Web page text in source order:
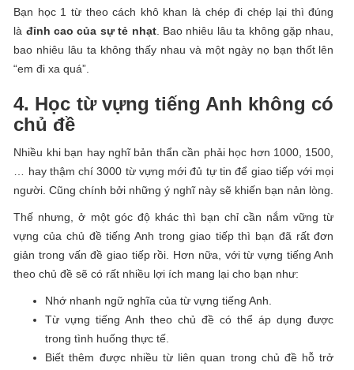
Bạn học 1 từ theo cách khô khan là chép đi chép lại thì đúng
là đỉnh cao của sự tẻ nhạt. Bao nhiêu lâu ta không gặp nhau,
bao nhiêu lâu ta không thấy nhau và một ngày nọ bạn thốt lên
“em đi xa quá”.
4. Học từ vựng tiếng Anh không có
chủ đề
Nhiều khi bạn hay nghĩ bản thẩn cần phải học hơn 1000, 1500,
… hay thậm chí 3000 từ vựng mới đủ tự tin để giao tiếp với mọi
người. Cũng chính bởi những ý nghĩ này sẽ khiến bạn nản lòng.
Thế nhưng, ở một góc độ khác thì bạn chỉ cần nắm vững từ
vựng của chủ đề tiếng Anh trong giao tiếp thì bạn đã rất đơn
giản trong vấn đề giao tiếp rồi. Hơn nữa, với từ vựng tiếng Anh
theo chủ đề sẽ có rất nhiều lợi ích mang lại cho bạn như:
Nhớ nhanh ngữ nghĩa của từ vựng tiếng Anh.
Từ vựng tiếng Anh theo chủ đề có thể áp dụng được
trong tình huống thực tế.
Biết thêm được nhiều từ liên quan trong chủ đề hỗ trở